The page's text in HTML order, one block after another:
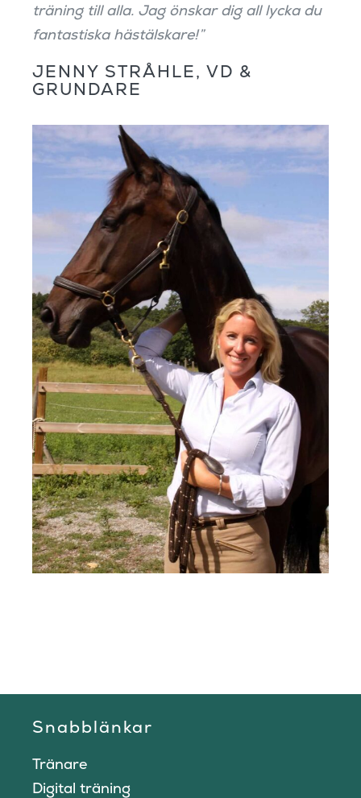
träning till alla. Jag önskar dig all lycka du
fantastiska hästälskare!”
JENNY STRÅHLE, VD &
GRUNDARE
Snabblänkar
Tränare
Digital träning